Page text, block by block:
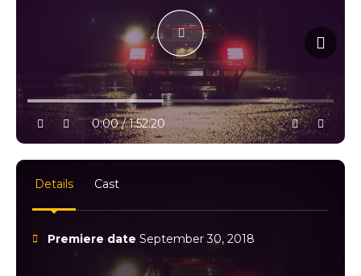
10% progress
play
volume
0:00 / 1:52:20 settings
full
Details Cast
Premiere date September 30, 2018